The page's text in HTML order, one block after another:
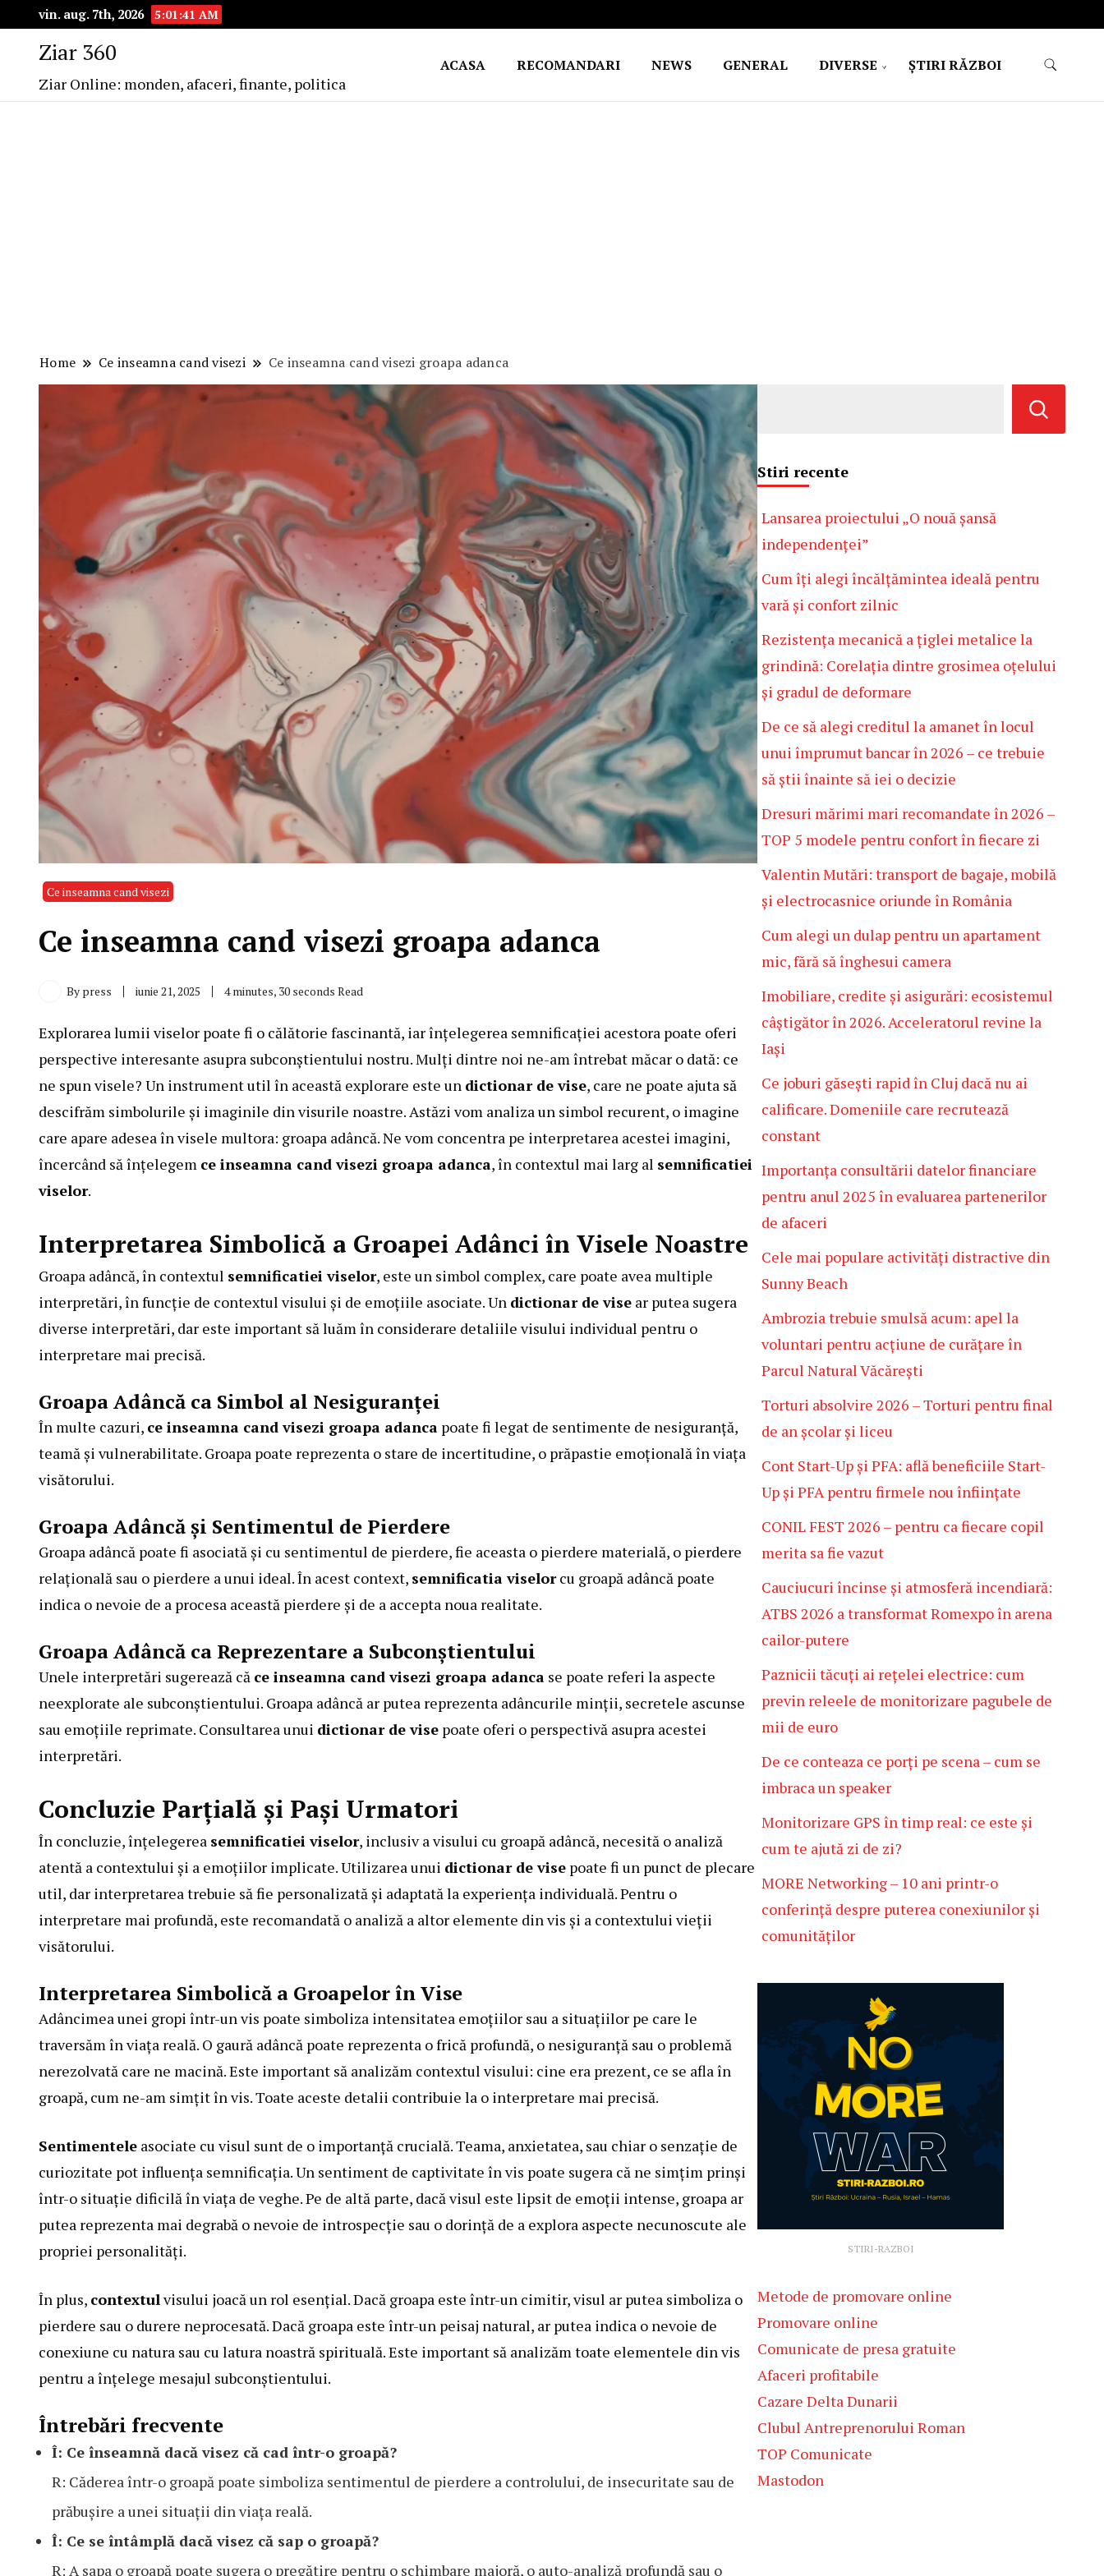
vin. aug. 7th, 2026 5:01:43 AM
Ziar 360
Ziar Online: monden, afaceri, finante, politica
ACASA RECOMANDARI NEWS GENERAL DIVERSE ŞTIRI RĂZBOI
Home Ce inseamna cand visezi Ce inseamna cand visezi groapa adanca
Ce inseamna cand visezi
Ce inseamna cand visezi groapa adanca
By press iunie 21, 2025 4 minutes, 30 seconds Read
Explorarea lumii viselor poate fi o călătorie fascinantă, iar înțelegerea semnificației acestora poate oferi
perspective interesante asupra subconștientului nostru. Mulți dintre noi ne-am întrebat măcar o dată: ce
ne spun visele? Un instrument util în această explorare este un dictionar de vise, care ne poate ajuta să
descifrăm simbolurile și imaginile din visurile noastre. Astăzi vom analiza un simbol recurent, o imagine
care apare adesea în visele multora: groapa adâncă. Ne vom concentra pe interpretarea acestei imagini,
încercând să înțelegem ce inseamna cand visezi groapa adanca, în contextul mai larg al semnificatiei
viselor.
Interpretarea Simbolică a Groapei Adânci în Visele Noastre
Groapa adâncă, în contextul semnificatiei viselor, este un simbol complex, care poate avea multiple
interpretări, în funcție de contextul visului și de emoțiile asociate. Un dictionar de vise ar putea sugera
diverse interpretări, dar este important să luăm în considerare detaliile visului individual pentru o
interpretare mai precisă.
Groapa Adâncă ca Simbol al Nesiguranței
În multe cazuri, ce inseamna cand visezi groapa adanca poate fi legat de sentimente de nesiguranță,
teamă și vulnerabilitate. Groapa poate reprezenta o stare de incertitudine, o prăpastie emoțională în viața
visătorului.
Groapa Adâncă și Sentimentul de Pierdere
Groapa adâncă poate fi asociată și cu sentimentul de pierdere, fie aceasta o pierdere materială, o pierdere
relațională sau o pierdere a unui ideal. În acest context, semnificatia viselorcu groapă adâncă poate
indica o nevoie de a procesa această pierdere și de a accepta noua realitate.
Groapa Adâncă ca Reprezentare a Subconștientului
Unele interpretări sugerează că ce inseamna cand visezi groapa adanca se poate referi la aspecte
neexplorate ale subconștientului. Groapa adâncă ar putea reprezenta adâncurile minții, secretele ascunse
sau emoțiile reprimate. Consultarea unui dictionar de vise poate oferi o perspectivă asupra acestei
interpretări.
Concluzie Parțială și Pași Urmatori
În concluzie, înțelegerea semnificatiei viselor, inclusiv a visului cu groapă adâncă, necesită o analiză
atentă a contextului și a emoțiilor implicate. Utilizarea unui dictionar de vise poate fi un punct de plecare
util, dar interpretarea trebuie să fie personalizată și adaptată la experiența individuală. Pentru o
interpretare mai profundă, este recomandată o analiză a altor elemente din vis și a contextului vieții
visătorului.
Interpretarea Simbolică a Groapelor în Vise
Adâncimea unei gropi într-un vis poate simboliza intensitatea emoțiilor sau a situațiilor pe care le
traversăm în viața reală. O gaură adâncă poate reprezenta o frică profundă, o nesiguranță sau o problemă
nerezolvată care ne macină. Este important să analizăm contextul visului: cine era prezent, ce se afla în
groapă, cum ne-am simțit în vis. Toate aceste detalii contribuie la o interpretare mai precisă.
Sentimentele asociate cu visul sunt de o importanță crucială. Teama, anxietatea, sau chiar o senzație de
curiozitate pot influența semnificația. Un sentiment de captivitate în vis poate sugera că ne simțim prinși
într-o situație dificilă în viața de veghe. Pe de altă parte, dacă visul este lipsit de emoții intense, groapa ar
putea reprezenta mai degrabă o nevoie de introspecție sau o dorință de a explora aspecte necunoscute ale
propriei personalități.
În plus, contextulvisului joacă un rol esențial. Dacă groapa este într-un cimitir, visul ar putea simboliza o
pierdere sau o durere neprocesată. Dacă groapa este într-un peisaj natural, ar putea indica o nevoie de
conexiune cu natura sau cu latura noastră spirituală. Este important să analizăm toate elementele din vis
pentru a înțelege mesajul subconștientului.
Întrebări frecvente
Î: Ce înseamnă dacă visez că cad într-o groapă?
R: Căderea într-o groapă poate simboliza sentimentul de pierdere a controlului, de insecuritate sau de
prăbușire a unei situații din viața reală.
Î: Ce se întâmplă dacă visez că sap o groapă?
R: A sapa o groapă poate sugera o pregătire pentru o schimbare majoră, o auto-analiză profundă sau o
Stiri recente
Lansarea proiectului „O nouă șansă
independenței”
Cum îți alegi încălțămintea ideală pentru
vară și confort zilnic
Rezistența mecanică a țiglei metalice la
grindină: Corelația dintre grosimea oțelului
și gradul de deformare
De ce să alegi creditul la amanet în locul
unui împrumut bancar în 2026 – ce trebuie
să știi înainte să iei o decizie
Dresuri mărimi mari recomandate în 2026 –
TOP 5 modele pentru confort în fiecare zi
Valentin Mutări: transport de bagaje, mobilă
și electrocasnice oriunde în România
Cum alegi un dulap pentru un apartament
mic, fără să înghesui camera
Imobiliare, credite și asigurări: ecosistemul
câștigător în 2026. Acceleratorul revine la
Iași
Ce joburi găsești rapid în Cluj dacă nu ai
calificare. Domeniile care recrutează
constant
Importanța consultării datelor financiare
pentru anul 2025 în evaluarea partenerilor
de afaceri
Cele mai populare activități distractive din
Sunny Beach
Ambrozia trebuie smulsă acum: apel la
voluntari pentru acțiune de curățare în
Parcul Natural Văcărești
Torturi absolvire 2026 – Torturi pentru final
de an școlar și liceu
Cont Start-Up și PFA: află beneficiile Start-
Up și PFA pentru firmele nou înființate
CONIL FEST 2026 – pentru ca fiecare copil
merita sa fie vazut
Cauciucuri încinse și atmosferă incendiară:
ATBS 2026 a transformat Romexpo în arena
cailor-putere
Paznicii tăcuți ai rețelei electrice: cum
previn releele de monitorizare pagubele de
mii de euro
De ce conteaza ce porți pe scena – cum se
imbraca un speaker
Monitorizare GPS în timp real: ce este și
cum te ajută zi de zi?
MORE Networking – 10 ani printr-o
conferință despre puterea conexiunilor și
comunităților
STIRI-RAZBOI
Metode de promovare online
Promovare online
Comunicate de presa gratuite
Afaceri profitabile
Cazare Delta Dunarii
Clubul Antreprenorului Roman
TOP Comunicate
Mastodon